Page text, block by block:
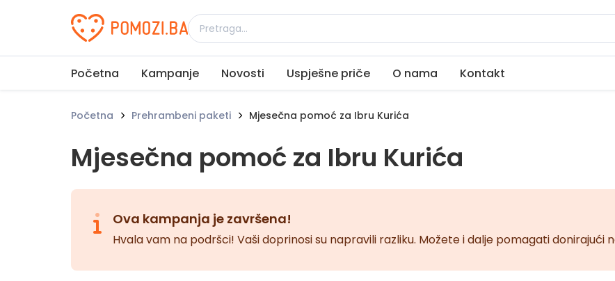
Udruženje Pomozi.ba
Početna Kampanje Novosti Uspješne priče O nama Kontakt
Početna Prehrambeni paketi Mjesečna pomoć za Ibru Kurića
Mjesečna pomoć za Ibru Kurića
Ova kampanja je završena!
Hvala vam na podršci! Vaši doprinosi su napravili razliku. Možete i dalje pomagati donirajući